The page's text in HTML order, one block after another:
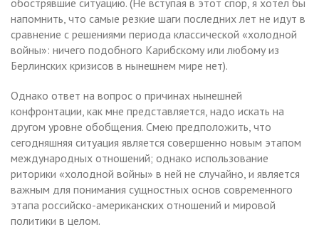
напомнить, что самые резкие шаги последних лет не идут в
сравнение с решениями периода классической «холодной
войны»: ничего подобного Карибскому или любому из
Берлинских кризисов в нынешнем мире нет).
Однако ответ на вопрос о причинах нынешней
конфронтации, как мне представляется, надо искать на
другом уровне обобщения. Смею предположить, что
сегодняшняя ситуация является совершенно новым этапом
международных отношений; однако использование
риторики «холодной войны» в ней не случайно, и является
важным для понимания сущностных основ современного
этапа российско-американских отношений и мировой
политики в целом.